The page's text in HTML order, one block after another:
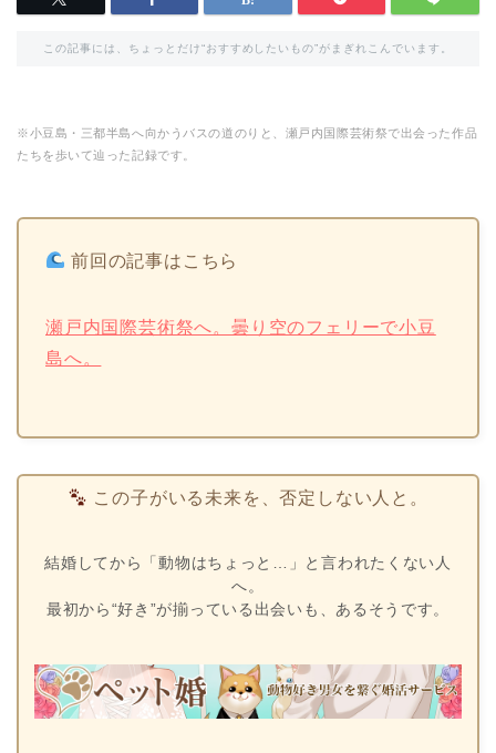
この記事には、ちょっとだけ“おすすめしたいもの”がまぎれこんでいます。
※小豆島・三都半島へ向かうバスの道のりと、瀬戸内国際芸術祭で出会った作品
たちを歩いて辿った記録です。
前回の記事はこちら
瀬戸内国際芸術祭へ。曇り空のフェリーで小豆
島へ。
この子がいる未来を、否定しない人と。
結婚してから「動物はちょっと…」と言われたくない人
へ。
最初から“好き”が揃っている出会いも、あるそうです。